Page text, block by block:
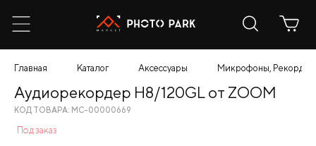
Главная Каталог Аксессуары Микрофоны,
Аудиорекордер H8/120GL от ZOOM
КОД ТОВАРА: МС-00000669
Под заказ